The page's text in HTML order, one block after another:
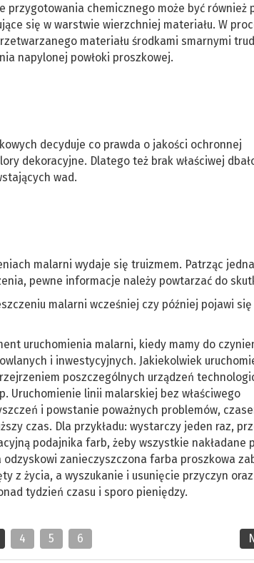
chemicznego może być również
się w warstwie wierzchniej materiału. W
materiału środkami smarnymi
napylonej powłoki proszkowej.
decyduje co prawda o jakości ochronnej
dekoracyjne. Dlatego też brak właściwej
wad.
malarni wydaje się truizmem. Patrząc
pewne informacje należy powtarzać do
malarni wcześniej czy później pojawi się
uruchomienia malarni, kiedy mamy do
i inwestycyjnych. Jakiekolwiek
poszczególnych urządzeń
Uruchomienie linii malarskiej bez właściwego
i powstanie poważnych problemów,
czas. Dla przykładu: wystarczy jeden raz,
podajnika farb, żeby wszystkie nakładane
zanieczyszczona farba proszkowa
z życia, a wyszukanie i usunięcie przyczyn oraz
tydzień czasu i sporo pieniędzy.
4 5 6